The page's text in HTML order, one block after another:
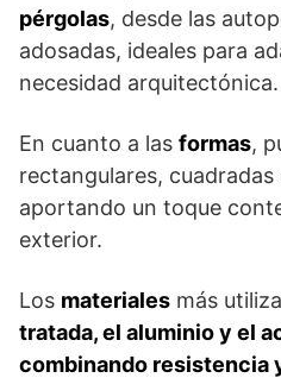
pérgolas, desde las
adosadas, ideales para
necesidad arquitectónica.
En cuanto a las formas,
rectangulares,
aportando un toque
exterior.
Los materiales más
tratada, el aluminio y el
combinando resistencia